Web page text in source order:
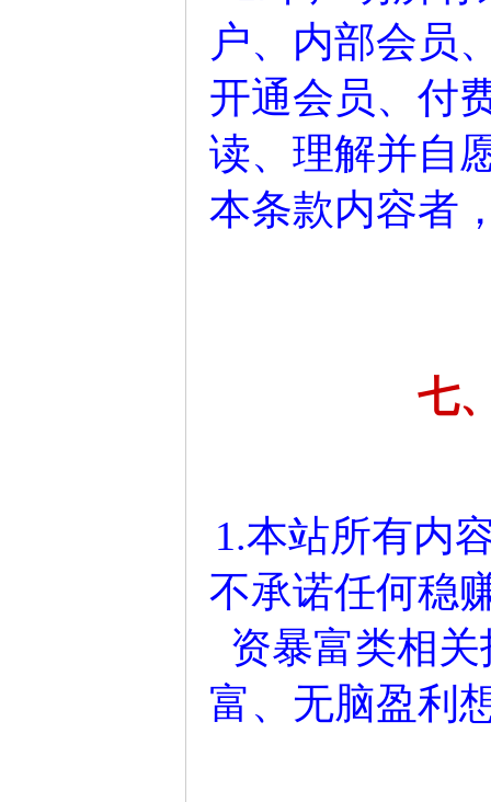
户、内部会员
开通会员、付
读、理解并自
本条款内容者
七
1.本站所有内
不承诺任何稳
资暴富类相
富、无脑盈利